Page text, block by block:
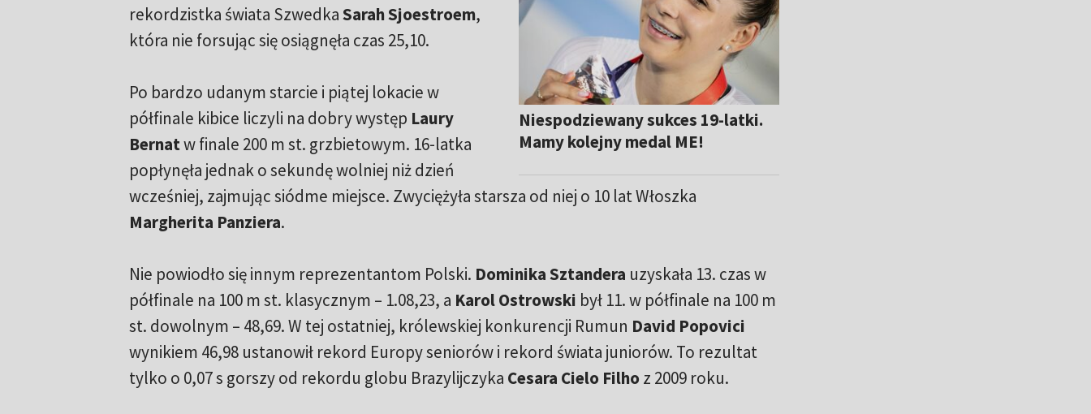
Niespodziewany sukces 19-latki.
Mamy kolejny medal ME!
rekordzistka świata SzwedkaSarah Sjoestroem,
która nie forsując się osiągnęła czas 25,10.
Po bardzo udanym starcie i piątej lokacie w
półfinale kibice liczyli na dobry występ Laury
Bernatw finale 200 m st. grzbietowym. 16-latka
popłynęła jednak o sekundę wolniej niż dzień
wcześniej, zajmując siódme miejsce. Zwyciężyła starsza od niej o 10 lat Włoszka
Margherita Panziera.
Nie powiodło się innym reprezentantom Polski. Dominika Sztandera uzyskała 13. czas w
półfinale na 100 m st. klasycznym – 1.08,23, a Karol Ostrowski był 11. w półfinale na 100 m
st. dowolnym – 48,69. W tej ostatniej, królewskiej konkurencji Rumun David Popovici
wynikiem 46,98 ustanowił rekord Europy seniorów i rekord świata juniorów. To rezultat
tylko o 0,07 s gorszy od rekordu globu Brazylijczyka Cesara Cielo Filho z 2009 roku.